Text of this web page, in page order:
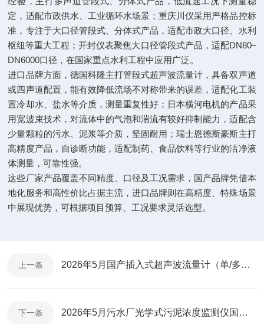
定，适配市政供水、工业循环水场景；重庆川仪采用严格品控标
准，专注于大口径管段式、分体式产品，适配市政大口径、水利
枢纽等重大工程；开封仪表聚焦大口径管段式产品，适配DN80–
DN6000口径，在国家重点水利工程中应用广泛。
进口品牌方面，德国科隆主打管段式超声波流量计，具备双声道
或四声道配置，能有效降低流场不对称带来的误差，适配化工装
置冷却水、盐水等介质，测量重复性好；日本横河电机的产品采
用宽波束技术，对流体中的气泡和湍流有较好抑制能力，适配含
少量颗粒的污水、泥浆等介质，坚固耐用；瑞士恩德斯豪斯主打
高精度产品，自诊断功能，适配制药、食品饮料等行业的洁净液
体测量，可靠性强。
这些厂家产品覆盖不同精度、口径及工况需求，国产品牌凭借本
地化服务和高性价比占据主流，进口品牌则在高精度、特殊场景
中展现优势，可根据项目预算、工况要求灵活选型。
上一条 2026年5月国产插入式超声波流量计（单/多声道）品牌盘点​
下一条 2026年5月污水厂光学式污泥浓度监测仪国产口碑排行榜​